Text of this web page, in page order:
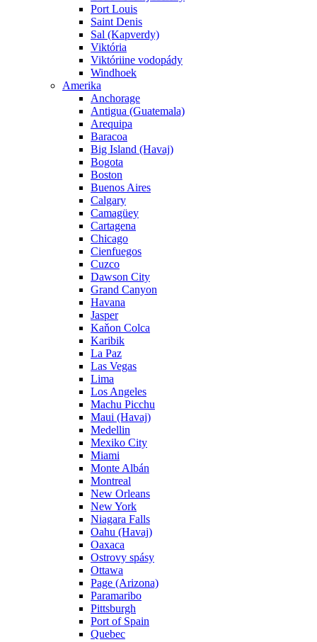
Port Louis
Saint Denis
Sal (Kapverdy)
Viktória
Viktóriine vodopády
Windhoek
Amerika
Anchorage
Antigua (Guatemala)
Arequipa
Baracoa
Big Island (Havaj)
Bogota
Boston
Buenos Aires
Calgary
Camagüey
Cartagena
Chicago
Cienfuegos
Cuzco
Dawson City
Grand Canyon
Havana
Jasper
Kaňon Colca
Karibik
La Paz
Las Vegas
Lima
Los Angeles
Machu Picchu
Maui (Havaj)
Medellin
Mexiko City
Miami
Monte Albán
Montreal
New Orleans
New York
Niagara Falls
Oahu (Havaj)
Oaxaca
Ostrovy spásy
Ottawa
Page (Arizona)
Paramaribo
Pittsburgh
Port of Spain
Quebec